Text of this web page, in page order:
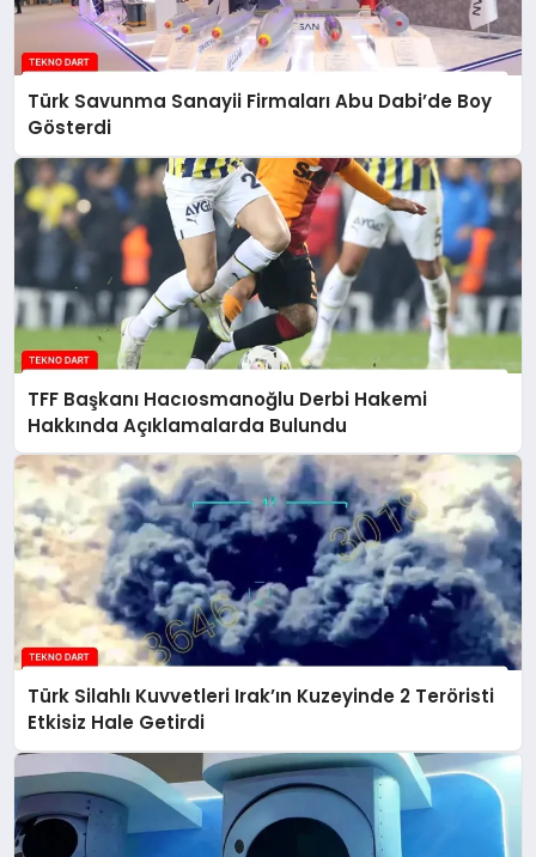
Türk Savunma Sanayii Firmaları Abu Dabi’de Boy
Gösterdi
TFF Başkanı Hacıosmanoğlu Derbi Hakemi
Hakkında Açıklamalarda Bulundu
Türk Silahlı Kuvvetleri Irak’ın Kuzeyinde 2 Teröristi
Etkisiz Hale Getirdi